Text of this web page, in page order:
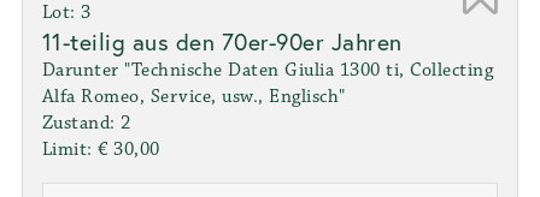
Lot: 3
11-teilig aus den 70er-90er Jahren
Darunter "Technische Daten Giulia 1300 ti, Collecting
Alfa Romeo, Service, usw., Englisch"
Zustand: 2
Limit: € 30,00